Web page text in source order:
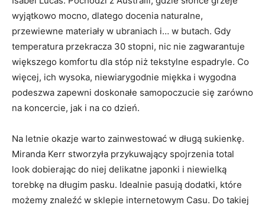
wyjątkowo mocno, dlatego docenia naturalne,
przewiewne materiały w ubraniach i… w butach. Gdy
temperatura przekracza 30 stopni, nic nie zagwarantuje
większego komfortu dla stóp niż tekstylne espadryle. Co
więcej, ich wysoka, niewiarygodnie miękka i wygodna
podeszwa zapewni doskonałe samopoczucie się zarówno
na koncercie, jak i na co dzień.
Na letnie okazje warto zainwestować w długą sukienkę.
Miranda Kerr stworzyła przykuwający spojrzenia total
look dobierając do niej delikatne japonki i niewielką
torebkę na długim pasku. Idealnie pasują dodatki, które
możemy znaleźć w sklepie internetowym Casu. Do takiej